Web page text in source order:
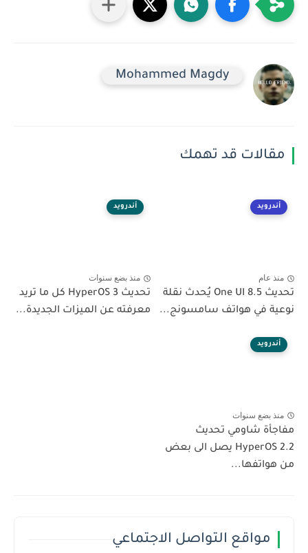
Mohammed Magdy
مقالات قد تهمك
أندرويد
منذ عام
تحديث One UI 8.5 يُحدث نقلة
نوعية في هواتف سامسونج...
أندرويد
منذ بضع سنوات
تحديث HyperOS 3 كل ما تريد
معرفته عن الميزات الجديدة...
أندرويد
منذ بضع سنوات
مفاجأة شاومي تحديث
HyperOS 2.2 يصل الى بعض
من هواتفها...
مواقع التواصل الاجتماعي